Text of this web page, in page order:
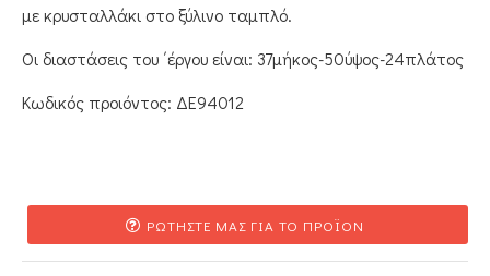
με κρυσταλλάκι στο ξύλινο ταμπλό.
Οι διαστάσεις του ΄έργου είναι: 37μήκος-50ύψος-24πλάτος
Κωδικός προιόντος: ΔΕ94012
ΡΩΤΗΣΤΕ ΜΑΣ ΓΙΑ ΤΟ ΠΡΟΪΟΝ